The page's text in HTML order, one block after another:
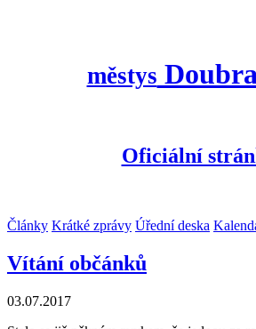
městys
Oficiální
Články Krátké zprávy Úřední deska
Vítání občánků
03.07.2017